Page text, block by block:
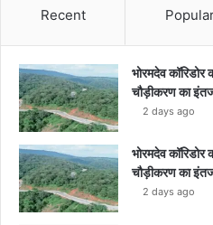
Recent
भोरमदेव कॉरिडोर
चौड़ीकरण का
2 days ago
भोरमदेव कॉरिडोर
चौड़ीकरण का
2 days ago